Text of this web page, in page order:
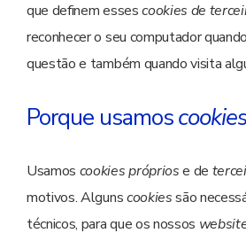
que definem essescookies de
reconhecer o seu computador
questão e também quando visita
Porque usamos
Usamos cookies própriose de
motivos. Algunscookiessão
técnicos, para que os nossos